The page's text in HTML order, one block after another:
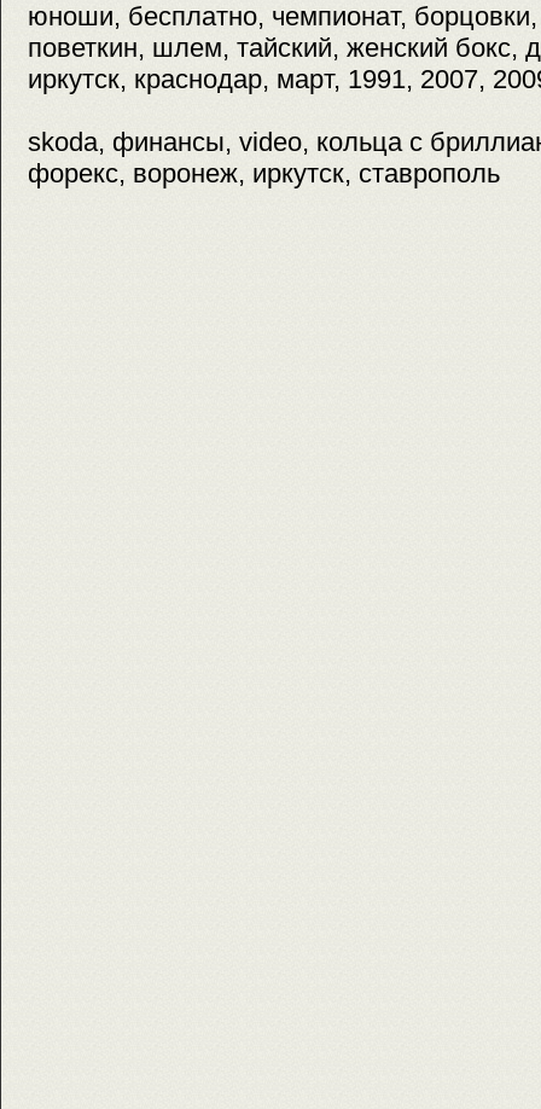
юноши, бесплатно, чемпионат,
поветкин, шлем, тайский, женский бокс,
иркутск, краснодар, март, 1991, 2007,
skoda, финансы, video, кольца с
форекс, воронеж, иркутск, ставрополь